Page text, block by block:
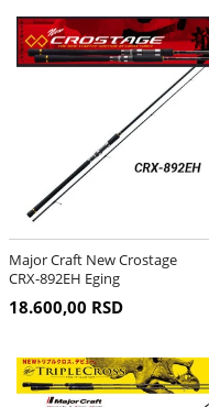
Major Craft New Crostage
CRX-892EH Eging
18.600,00 RSD